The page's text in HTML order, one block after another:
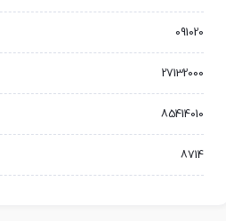
091020
27132000
85414010
8714